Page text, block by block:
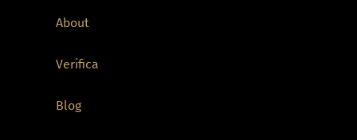
About
Verifica
Blog